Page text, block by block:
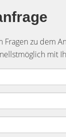
Fragen zu dem
mit